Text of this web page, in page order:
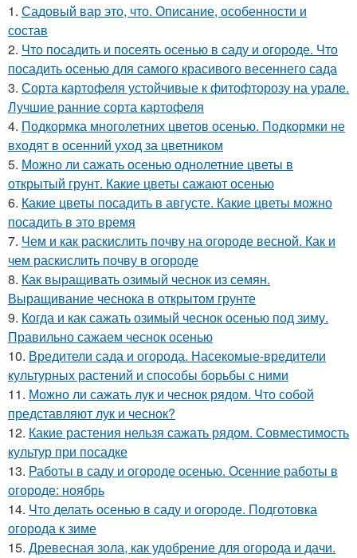
1. Садовый вар это, что. Описание, особенности и
состав
2. Что посадить и посеять осенью в саду и огороде. Что
посадить осенью для самого красивого весеннего сада
3. Сорта картофеля устойчивые к фитофторозу на урале.
Лучшие ранние сорта картофеля
4. Подкормка многолетних цветов осенью. Подкормки не
входят в осенний уход за цветником
5. Можно ли сажать осенью однолетние цветы в
открытый грунт. Какие цветы сажают осенью
6. Какие цветы посадить в августе. Какие цветы можно
посадить в это время
7. Чем и как раскислить почву на огороде весной. Как и
чем раскислить почву в огороде
8. Как выращивать озимый чеснок из семян.
Выращивание чеснока в открытом грунте
9. Когда и как сажать озимый чеснок осенью под зиму.
Правильно сажаем чеснок осенью
10. Вредители сада и огорода. Насекомые-вредители
культурных растений и способы борьбы с ними
11. Можно ли сажать лук и чеснок рядом. Что собой
представляют лук и чеснок?
12. Какие растения нельзя сажать рядом. Совместимость
культур при посадке
13. Работы в саду и огороде осенью. Осенние работы в
огороде: ноябрь
14. Что делать осенью в саду и огороде. Подготовка
огорода к зиме
15. Древесная зола, как удобрение для огорода и дачи.